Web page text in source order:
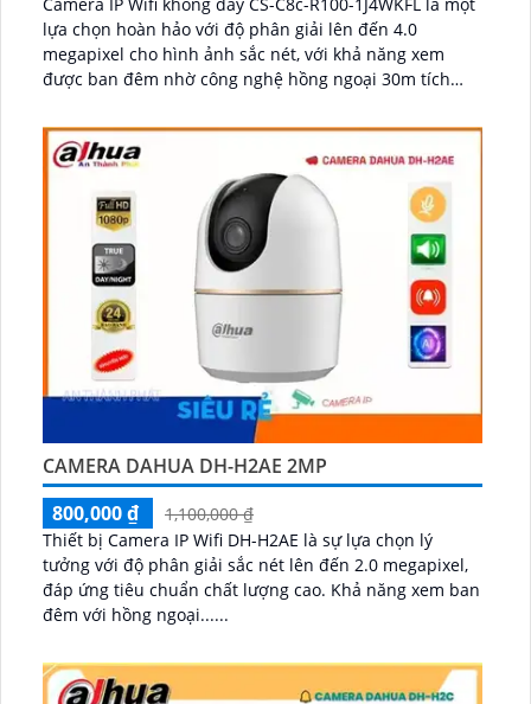
lựa chọn hoàn hảo với độ phân giải lên đến 4.0
megapixel cho hình ảnh sắc nét, với khả năng xem
được ban đêm nhờ công nghệ hồng ngoại 30m tích
đêm có màu, camera này giúp giám sát hiệu quả ngày
đêm...
CAMERA DAHUA DH-H2AE 2MP
800,000 ₫
1,100,000 ₫
Thiết bị Camera IP Wifi DH-H2AE là sự lựa chọn lý
tưởng với độ phân giải sắc nét lên đến 2.0 megapixel,
đáp ứng tiêu chuẩn chất lượng cao. Khả năng xem ban
đêm với hồng ngoại......